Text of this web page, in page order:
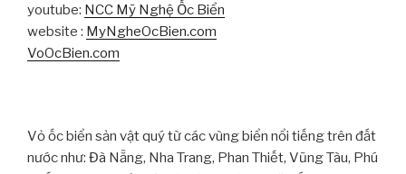
youtube: NCC Mỹ Nghệ Ốc Biển
website : MyNgheOcBien.com
VoOcBien.com
Vỏ ốc biển sản vật quý từ các vùng biển nổi tiếng trên đất
nước như: Đà Nẵng, Nha Trang, Phan Thiết, Vũng Tàu, Phú